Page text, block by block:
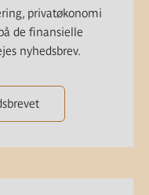
privatøkonomi
de finansielle
nyhedsbrev.